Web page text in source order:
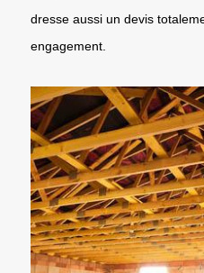
dresse aussi un devis
engagement.